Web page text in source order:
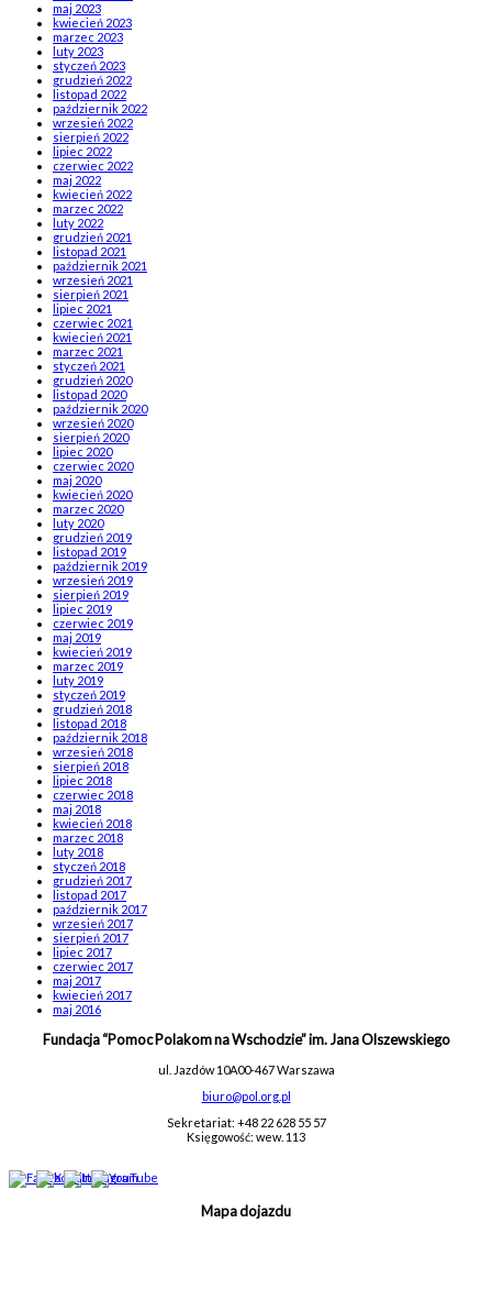
maj 2023
kwiecień 2023
marzec 2023
luty 2023
styczeń 2023
grudzień 2022
listopad 2022
październik 2022
wrzesień 2022
sierpień 2022
lipiec 2022
czerwiec 2022
maj 2022
kwiecień 2022
marzec 2022
luty 2022
grudzień 2021
listopad 2021
październik 2021
wrzesień 2021
sierpień 2021
lipiec 2021
czerwiec 2021
kwiecień 2021
marzec 2021
styczeń 2021
grudzień 2020
listopad 2020
październik 2020
wrzesień 2020
sierpień 2020
lipiec 2020
czerwiec 2020
maj 2020
kwiecień 2020
marzec 2020
luty 2020
grudzień 2019
listopad 2019
październik 2019
wrzesień 2019
sierpień 2019
lipiec 2019
czerwiec 2019
maj 2019
kwiecień 2019
marzec 2019
luty 2019
styczeń 2019
grudzień 2018
listopad 2018
październik 2018
wrzesień 2018
sierpień 2018
lipiec 2018
czerwiec 2018
maj 2018
kwiecień 2018
marzec 2018
luty 2018
styczeń 2018
grudzień 2017
listopad 2017
październik 2017
wrzesień 2017
sierpień 2017
lipiec 2017
czerwiec 2017
maj 2017
kwiecień 2017
maj 2016
Fundacja “Pomoc Polakom na Wschodzie” im. Jana Olszewskiego
ul. Jazdów 10A00-467 Warszawa
biuro@pol.org.pl
Sekretariat: +48 22 628 55 57
Księgowość: wew. 113
Mapa dojazdu